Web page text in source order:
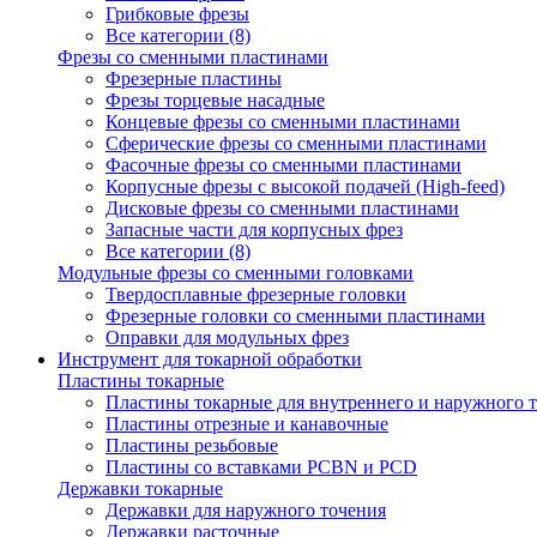
Грибковые фрезы
Все категории (8)
Фрезы со сменными пластинами
Фрезерные пластины
Фрезы торцевые насадные
Концевые фрезы со сменными пластинами
Сферические фрезы со сменными пластинами
Фасочные фрезы со сменными пластинами
Корпусные фрезы с высокой подачей (High-feed)
Дисковые фрезы со сменными пластинами
Запасные части для корпусных фрез
Все категории (8)
Модульные фрезы со сменными головками
Твердосплавные фрезерные головки
Фрезерные головки со сменными пластинами
Оправки для модульных фрез
Инструмент для токарной обработки
Пластины токарные
Пластины токарные для внутреннего и наружного
Пластины отрезные и канавочные
Пластины резьбовые
Пластины со вставками PCBN и PCD
Державки токарные
Державки для наружного точения
Державки расточные